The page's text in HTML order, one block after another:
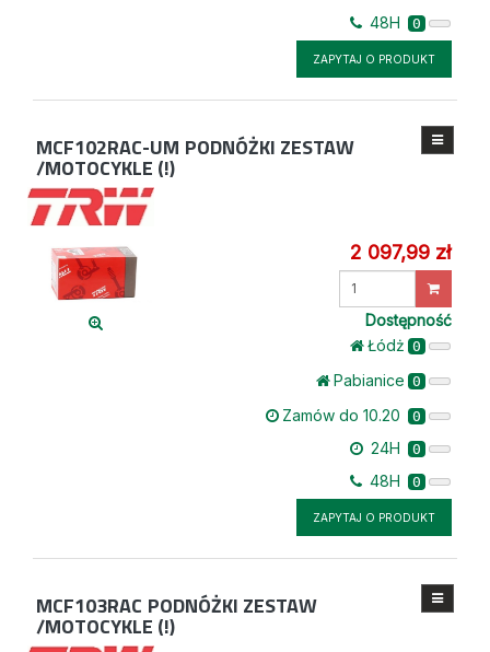
48H 0
ZAPYTAJ O PRODUKT
MCF102RAC-UM PODNÓŻKI ZESTAW
/MOTOCYKLE (!)
2 097,99 zł
Wprowadź
Dostępność
Łódż 0
Pabianice 0
Zamów do 10.20 0
24H 0
48H 0
ZAPYTAJ O PRODUKT
MCF103RAC PODNÓŻKI ZESTAW
/MOTOCYKLE (!)